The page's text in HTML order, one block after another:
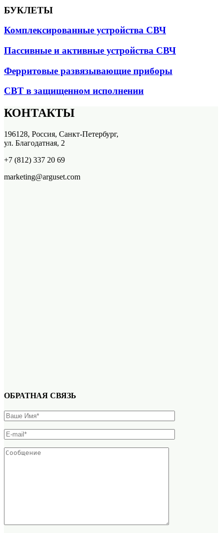
БУКЛЕТЫ
Комплексированные устройства СВЧ
Пассивные и активные устройства СВЧ
Ферритовые развязывающие приборы
СВТ в защищенном исполнении
КОНТАКТЫ
196128, Россия, Санкт-Петербург,
ул. Благодатная, 2
+7 (812) 337 20 69
marketing@arguset.com
ОБРАТНАЯ СВЯЗЬ